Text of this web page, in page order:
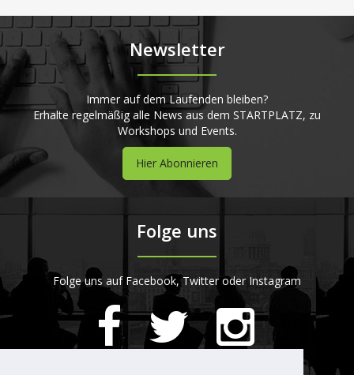
Newsletter
Immer auf dem Laufenden bleiben?
Erhalte regelmäßig alle News aus dem STARTPLATZ, zu
Workshops und Events.
Hier Abonnieren
Folge uns
Folge uns auf Facebook, Twitter oder Instagram